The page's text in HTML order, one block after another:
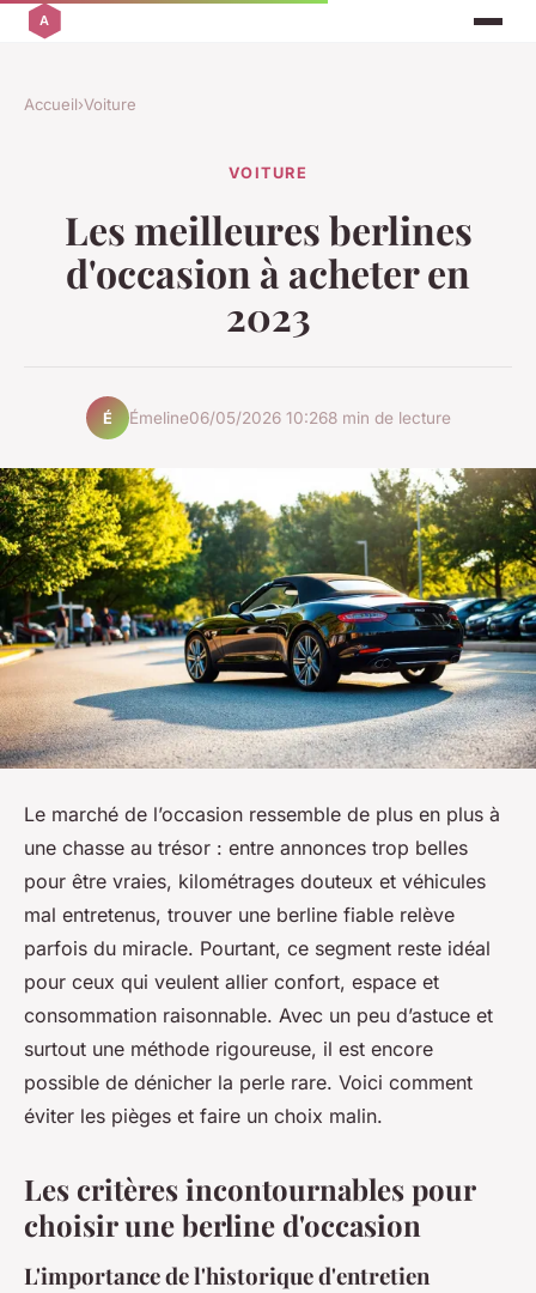
Accueil›Voiture
VOITURE
Les meilleures berlines
d'occasion à acheter en
2023
É Émeline06/05/2026 10:268 min de lecture
Le marché de l’occasion ressemble de plus en plus à
une chasse au trésor : entre annonces trop belles
pour être vraies, kilométrages douteux et véhicules
mal entretenus, trouver une berline fiable relève
parfois du miracle. Pourtant, ce segment reste idéal
pour ceux qui veulent allier confort, espace et
consommation raisonnable. Avec un peu d’astuce et
surtout une méthode rigoureuse, il est encore
possible de dénicher la perle rare. Voici comment
éviter les pièges et faire un choix malin.
Les critères incontournables pour
choisir une berline d'occasion
L'importance de l'historique d'entretien